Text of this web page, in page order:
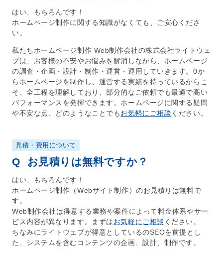
はい、もちろんです！
ホームページ制作に関する知識がなくても、ご安心くださ
い。
私たちホームページ制作 Web制作会社の株式会社ライトウェ
ブは、お客様の不安やお悩みを解消しながら、 ホームページ
の調査 ・企画 ・ 設計 ・ 制作 ・運営 ・ 運用 していきます。0か
ら ホームページを制作し、運営する実績を持っているからこ
そ、全工程を理解しており、部分的なご依頼でも最適で高い
パフォーマンスを発揮できます。 ホームページに関する疑問
や不安な点、どのようなことでもお気軽にご相談 ください。
見積・費用について
Q お見積りは無料ですか？
はい、もちろんです！
ホームページ制作 （Webサイト制作）のお見積りは無料で
す。
Web制作会社は得意する業務や案件によって料金体系やサー
ビス内容が異なります。まずはお気軽にご相談 ください。
ちなみにライトウェブが得意としているのSEOを前提とし
た、 システムを含む コンテンツの企画 、設計 制作です。